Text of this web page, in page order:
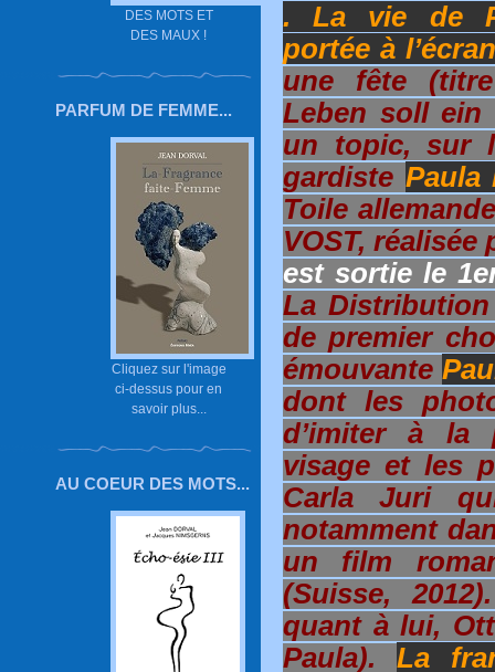
DES MOTS ET
DES MAUX !
PARFUM DE FEMME...
Cliquez sur l'image
ci-dessus pour en
savoir plus...
AU COEUR DES MOTS...
. La vie de
portée à
une fête
Leben soll ein
un topic, sur
gardiste Paula
Toile
VOST, réalisée
est sortie le
La
de premier
émouvante
dont les
d’imiter à la
visage et les
Carla Juri
notamment
un film
(Suisse,
quant à lui,
Paula). La